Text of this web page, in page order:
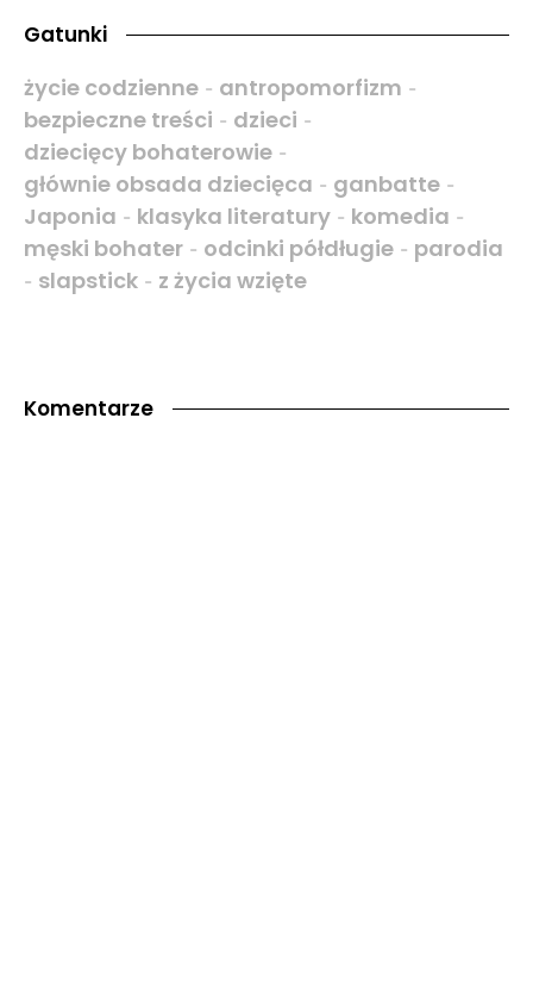
Gatunki
życie codzienne - antropomorfizm -
bezpieczne treści - dzieci -
dziecięcy bohaterowie -
głównie obsada dziecięca - ganbatte -
Japonia - klasyka literatury - komedia -
męski bohater - odcinki półdługie - parodia
- slapstick - z życia wzięte
Komentarze